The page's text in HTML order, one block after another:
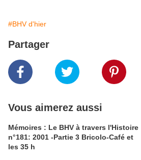
#BHV d'hier
Partager
Vous aimerez aussi
Mémoires : Le BHV à travers l'Histoire
n°181: 2001 -Partie 3 Bricolo-Café et
les 35 h